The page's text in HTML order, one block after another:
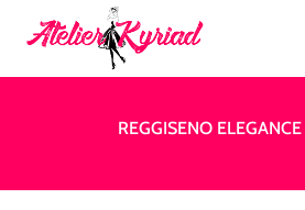
REGGISENO